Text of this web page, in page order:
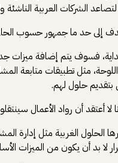
الشركات العربية
إلى حد ما جمهور حسوب
فسوف يتم إضافة ميزات
مثل تطبيقات
حلول لهم.
أن رواد الأعمال
الحلول الغربية مثل إدارة
بد أن يكون من الميزات